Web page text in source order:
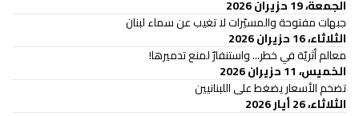
الجمعة، 19 حزيران 2026
جبهات مفتوحة والمسيّرات لا تغيب عن سماء لبنان
الثلاثاء، 16 حزيران 2026
معالم أثريّة في خطر... واستنفارٌ لمنع تدميرها!
الخميس، 11 حزيران 2026
تضخم الأسعار يضغط على اللبنانيين
الثلاثاء، 26 أيار 2026